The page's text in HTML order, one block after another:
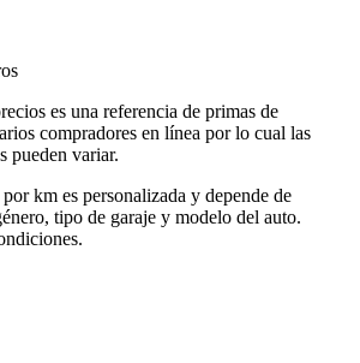
es una referencia de primas de
compradores en línea por lo cual las
pueden variar.
km es personalizada y depende de
tipo de garaje y modelo del auto.